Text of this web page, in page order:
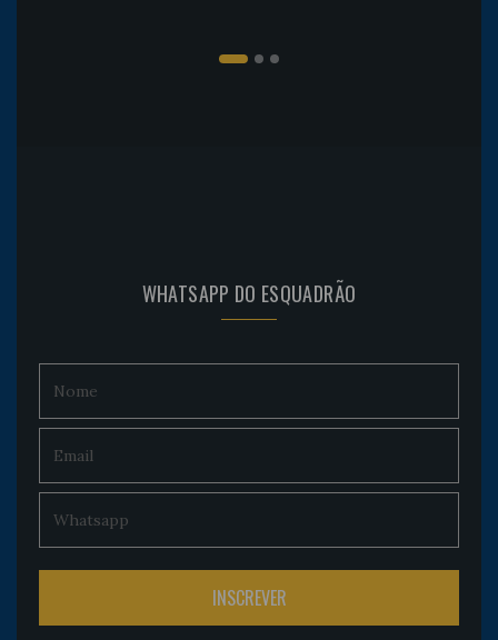
WHATSAPP DO ESQUADRÃO